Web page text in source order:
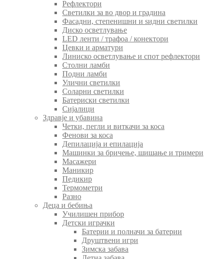
Рефлектори
Светилки за во двор и градина
Фасадни, степенишни и ѕидни светилки
Диско осветлување
LED ленти / трафоа / конектори
Цевки и арматури
Линиско осветлување и спот рефлектори
Столни ламби
Подни ламби
Улични светилки
Соларни светилки
Батериски светилки
Сијалици
Здравје и убавина
Четки, пегли и виткачи за коса
Фенови за коса
Депилација и епилација
Машинки за бричење, шишање и тримери
Масажери
Маникир
Педикир
Термометри
Разно
Деца и бебиња
Училишен прибор
Детски играчки
Батерии и полначи за батерии
Друштвени игри
Зимска забава